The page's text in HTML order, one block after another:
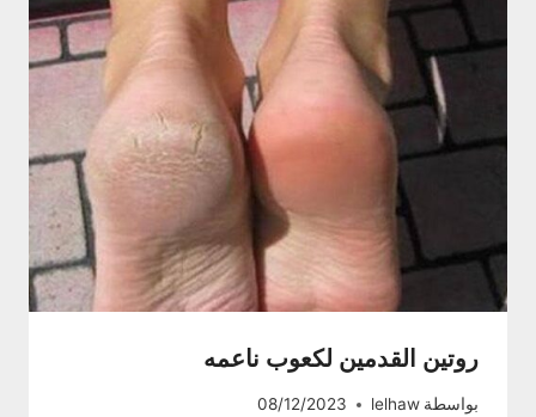
روتين القدمين لكعوب ناعمه
بواسطة lelhaw
08/12/2023